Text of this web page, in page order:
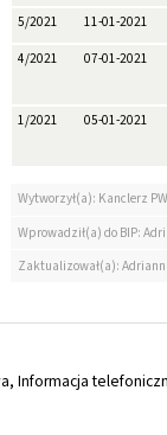
5/2021 11-01-2021
4/2021 07-01-2021
1/2021 05-01-2021
Wytworzył(a): Kanclerz PW
Wprowadził(a) do BIP:
Zaktualizował(a):
Informacja